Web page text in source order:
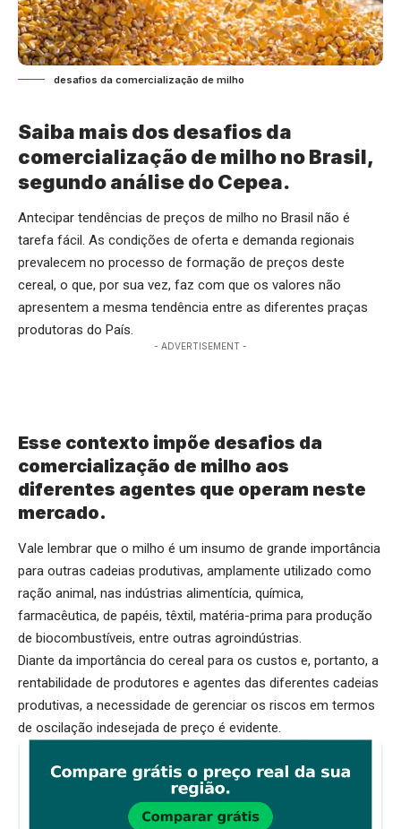
desafios da comercialização de milho
Saiba mais dos desafios da
comercialização de milho no Brasil,
segundo análise do Cepea.
Antecipar tendências de preços de milho no Brasil não é
tarefa fácil. As condições de oferta e demanda regionais
prevalecem no processo de formação de preços deste
cereal, o que, por sua vez, faz com que os valores não
apresentem a mesma tendência entre as diferentes praças
produtoras do País.
- ADVERTISEMENT -
Esse contexto impõe desafios da
comercialização de milho aos
diferentes agentes que operam neste
mercado.
Vale lembrar que o milho é um insumo de grande importância
para outras cadeias produtivas, amplamente utilizado como
ração animal, nas indústrias alimentícia, química,
farmacêutica, de papéis, têxtil, matéria-prima para produção
de biocombustíveis, entre outras agroindústrias.
Diante da importância do cereal para os custos e, portanto, a
rentabilidade de produtores e agentes das diferentes cadeias
produtivas, a necessidade de gerenciar os riscos em termos
de oscilação indesejada de preço é evidente.